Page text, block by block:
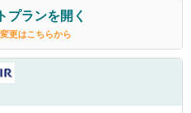
プランを開く
更はこちらから